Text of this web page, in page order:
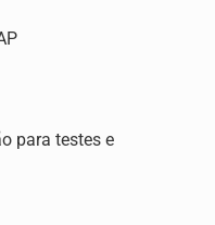
para testes e